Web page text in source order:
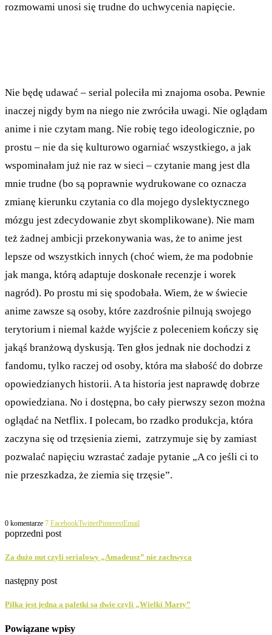
rozmowami unosi się trudne do uchwycenia napięcie.
Nie będę udawać – serial poleciła mi znajoma osoba. Pewnie
inaczej nigdy bym na niego nie zwróciła uwagi. Nie oglądam
anime i nie czytam mang. Nie robię tego ideologicznie, po
prostu – nie da się kulturowo ogarniać wszystkiego, a jak
wspominałam już nie raz w sieci – czytanie mang jest dla
mnie trudne (bo są poprawnie wydrukowane co oznacza
zmianę kierunku czytania co dla mojego dyslektycznego
mózgu jest zdecydowanie zbyt skomplikowane). Nie mam
też żadnej ambicji przekonywania was, że to anime jest
lepsze od wszystkich innych (choć wiem, że ma podobnie
jak manga, którą adaptuje doskonałe recenzje i worek
nagród). Po prostu mi się spodobała. Wiem, że w świecie
anime zawsze są osoby, które zazdrośnie pilnują swojego
terytorium i niemal każde wyjście z poleceniem kończy się
jakąś branżową dyskusją. Ten głos jednak nie dochodzi z
fandomu, tylko raczej od osoby, która ma słabość do dobrze
opowiedzianych historii. A ta historia jest naprawdę dobrze
opowiedziana. No i dostępna, bo cały pierwszy sezon można
oglądać na Netflix. I polecam, bo rzadko produkcja, która
zaczyna się od trzęsienia ziemi, zatrzymuje się by zamiast
pozwalać napięciu wzrastać zadaje pytanie „A co jeśli ci to
nie przeszkadza, że ziemia się trzęsie”.
0 komentarze 7 FacebookTwitterPinterestEmail
poprzedni post
Za dużo nut czyli serialowy „Amadeusz” nie zachwyca
następny post
Piłka jest jedna a paletki są dwie czyli „Wielki Marty”
Powiązane wpisy